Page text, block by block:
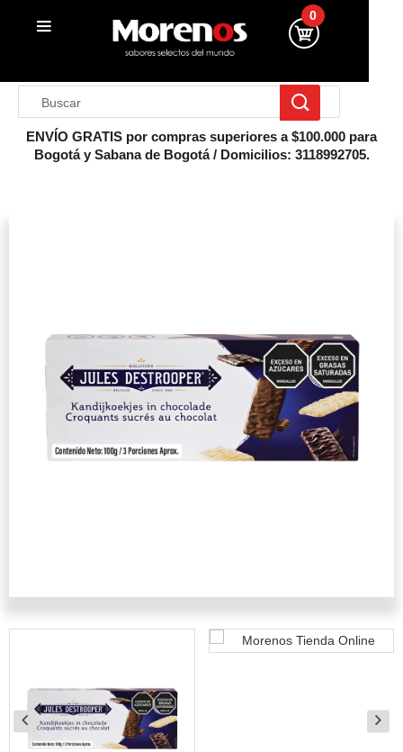
0
ENVÍO GRATIS por compras superiores a $100.000 para
Bogotá y Sabana de Bogotá / Domicilios: 3118992705.